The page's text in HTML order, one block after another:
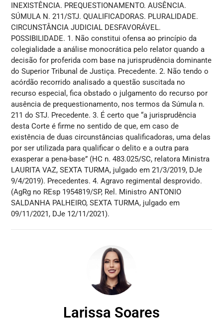
INEXISTÊNCIA. PREQUESTIONAMENTO. AUSÊNCIA.
SÚMULA N. 211/STJ. QUALIFICADORAS. PLURALIDADE.
CIRCUNSTÂNCIA JUDICIAL DESFAVORÁVEL.
POSSIBILIDADE. 1. Não constitui ofensa ao princípio da
colegialidade a análise monocrática pelo relator quando a
decisão for proferida com base na jurisprudência dominante
do Superior Tribunal de Justiça. Precedente. 2. Não tendo o
acórdão recorrido analisado a questão suscitada no
recurso especial, fica obstado o julgamento do recurso por
ausência de prequestionamento, nos termos da Súmula n.
211 do STJ. Precedente. 3. É certo que “a jurisprudência
desta Corte é firme no sentido de que, em caso de
existência de duas circunstâncias qualificadoras, uma delas
por ser utilizada para qualificar o delito e a outra para
exasperar a pena-base” (HC n. 483.025/SC, relatora Ministra
LAURITA VAZ, SEXTA TURMA, julgado em 21/3/2019, DJe
9/4/2019). Precedentes. 4. Agravo regimental desprovido.
(AgRg no REsp 1954819/SP, Rel. Ministro ANTONIO
SALDANHA PALHEIRO, SEXTA TURMA, julgado em
09/11/2021, DJe 12/11/2021).
Larissa Soares